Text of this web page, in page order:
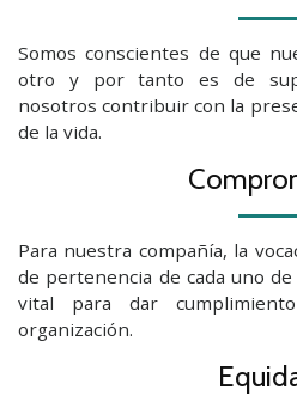
Somos conscientes de que
otro y por tanto es de
nosotros contribuir con la
de la vida.
Para nuestra compañía, la
de pertenencia de cada uno
vital para dar
organización.